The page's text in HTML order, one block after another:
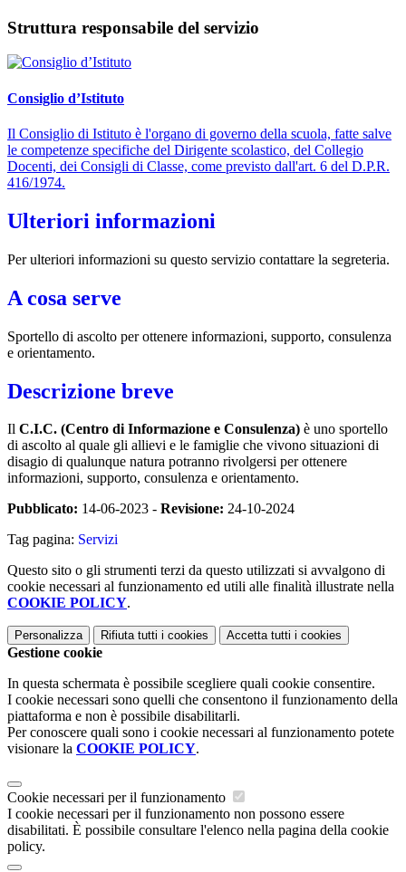
Struttura responsabile del servizio
Consiglio d’Istituto
Il Consiglio di Istituto è l'organo di governo della scuola, fatte salve
le competenze specifiche del Dirigente scolastico, del Collegio
Docenti, dei Consigli di Classe, come previsto dall'art. 6 del D.P.R.
416/1974.
Ulteriori informazioni
Per ulteriori informazioni su questo servizio contattare la segreteria.
A cosa serve
Sportello di ascolto per ottenere informazioni, supporto, consulenza
e orientamento.
Descrizione breve
Il C.I.C. (Centro di Informazione e Consulenza) è uno sportello
di ascolto al quale gli allievi e le famiglie che vivono situazioni di
disagio di qualunque natura potranno rivolgersi per ottenere
informazioni, supporto, consulenza e orientamento.
Pubblicato: 14-06-2023 - Revisione: 24-10-2024
Tag pagina: Servizi
Questo sito o gli strumenti terzi da questo utilizzati si avvalgono di
cookie necessari al funzionamento ed utili alle finalità illustrate nella
COOKIE POLICY.
Personalizza Rifiuta tutti i cookies Accetta tutti i cookies
Gestione cookie
In questa schermata è possibile scegliere quali cookie consentire.
I cookie necessari sono quelli che consentono il funzionamento della
piattaforma e non è possibile disabilitarli.
Per conoscere quali sono i cookie necessari al funzionamento potete
visionare la COOKIE POLICY.
Cookie necessari per il funzionamento
I cookie necessari per il funzionamento non possono essere
disabilitati. È possibile consultare l'elenco nella pagina della cookie
policy.